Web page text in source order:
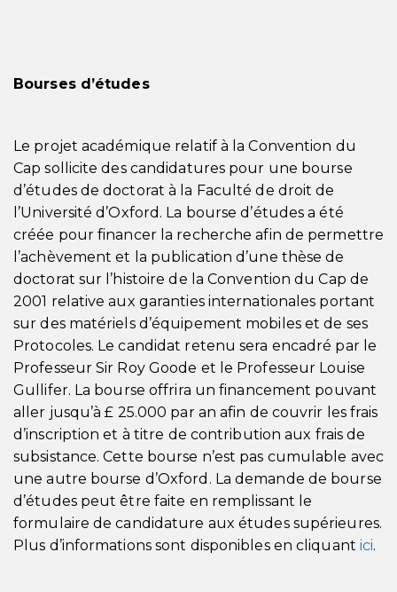
Bourses d’études
Le projet académique relatif à la Convention du
Cap sollicite des candidatures pour une bourse
d’études de doctorat à la Faculté de droit de
l’Université d’Oxford. La bourse d’études a été
créée pour financer la recherche afin de permettre
l’achèvement et la publication d’une thèse de
doctorat sur l’histoire de la Convention du Cap de
2001 relative aux garanties internationales portant
sur des matériels d’équipement mobiles et de ses
Protocoles. Le candidat retenu sera encadré par le
Professeur Sir Roy Goode et le Professeur Louise
Gullifer. La bourse offrira un financement pouvant
aller jusqu’à £ 25.000 par an afin de couvrir les frais
d’inscription et à titre de contribution aux frais de
subsistance. Cette bourse n’est pas cumulable avec
une autre bourse d’Oxford. La demande de bourse
d’études peut être faite en remplissant le
formulaire de candidature aux études supérieures.
Plus d’informations sont disponibles en cliquant ici.